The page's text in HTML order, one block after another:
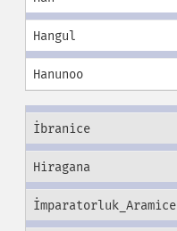
Hangul
Hanunoo
İbranice
Hiragana
İmparatorluk_Aramice